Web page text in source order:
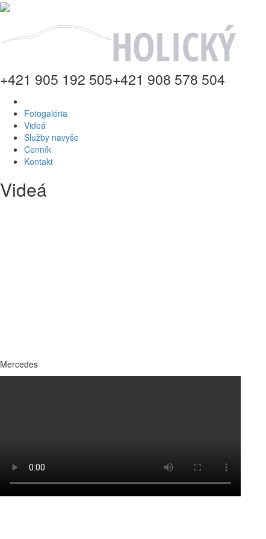
+421 905 192 505+421 908 578 504
Fotogaléria
Videá
Služby navyše
Cenník
Kontakt
Videá
Mercedes